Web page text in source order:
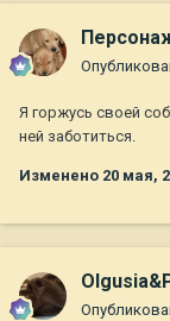
Я горжусь своей
ней заботиться.
Изменено 20 мая,